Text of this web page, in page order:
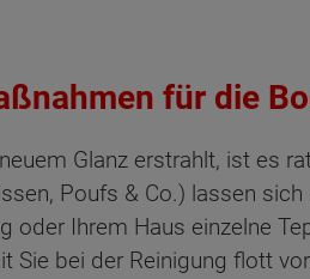
für die
Glanz erstrahlt, ist es
Poufs & Co.) lassen
oder Ihrem Haus einzelne
Sie bei der Reinigung flott